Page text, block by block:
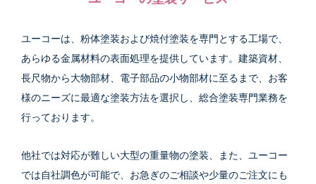
ユーコーは、粉体塗装および焼付塗装を専門とする工場で、
あらゆる金属材料の表面処理を提供しています。建築資材、
長尺物から大物部材、電子部品の小物部材に至るまで、お客
様のニーズに最適な塗装方法を選択し、総合塗装専門業務を
行っております。
他社では対応が難しい大型の重量物の塗装、また、ユーコー
では自社調色が可能で、お急ぎのご相談や少量のご注文にも